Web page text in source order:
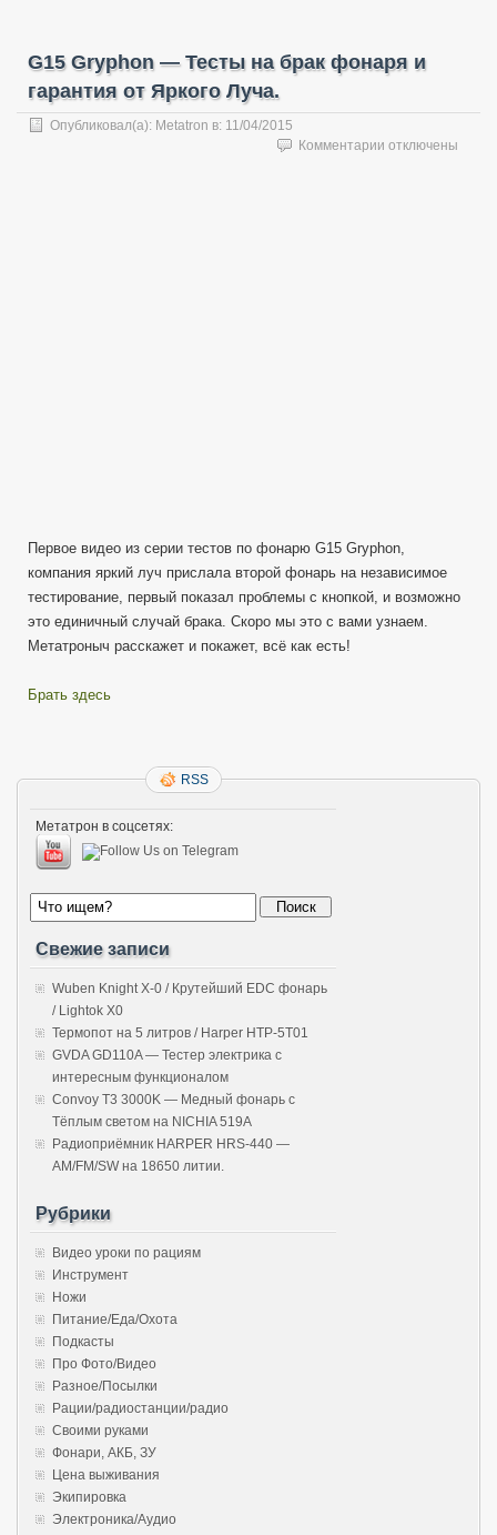
G15 Gryphon — Тесты на брак фонаря и
гарантия от Яркого Луча.
Опубликовал(а): Metatron в: 11/04/2015
Комментарии котключены
Первое видео из серии тестов по фонарю G15 Gryphon,
компания яркий луч прислала второй фонарь на независимое
тестирование, первый показал проблемы с кнопкой, и возможно
это единичный случай брака. Скоро мы это с вами узнаем.
Метатроныч расскажет и покажет, всё как есть!
Брать здесь
RSS
Метатрон в соцсетях:
Свежие записи
Wuben Knight X-0 / Крутейший EDC фонарь
/ Lightok X0
Термопот на 5 литров / Harper HTP-5T01
GVDA GD110A — Тестер электрика с
интересным функционалом
Convoy T3 3000K — Медный фонарь с
Тёплым светом на NICHIA 519A
Радиоприёмник HARPER HRS-440 —
AM/FM/SW на 18650 литии.
Рубрики
Видео уроки по рациям
Инструмент
Ножи
Питание/Еда/Охота
Подкасты
Про Фото/Видео
Разное/Посылки
Рации/радиостанции/радио
Своими руками
Фонари, АКБ, ЗУ
Цена выживания
Экипировка
Электроника/Аудио